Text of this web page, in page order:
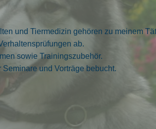
und Tiermedizin gehören zu meinem
ab.
sowie Trainingszubehör.
und Vorträge bebucht.